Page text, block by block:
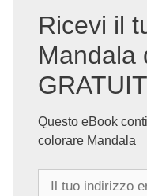
Ricevi il
Mandala
Questo eBook
colorare Mandala